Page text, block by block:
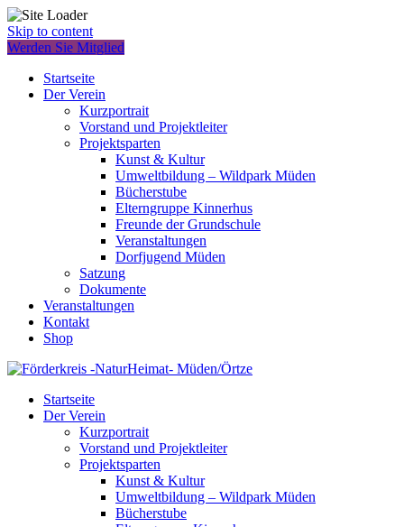
Skip to content
Werden Sie Mitglied
Startseite
Der Verein
Kurzportrait
Vorstand und Projektleiter
Projektsparten
Kunst & Kultur
Umweltbildung – Wildpark Müden
Bücherstube
Elterngruppe Kinnerhus
Freunde der Grundschule
Veranstaltungen
Dorfjugend Müden
Satzung
Dokumente
Veranstaltungen
Kontakt
Shop
Startseite
Der Verein
Kurzportrait
Vorstand und Projektleiter
Projektsparten
Kunst & Kultur
Umweltbildung – Wildpark Müden
Bücherstube